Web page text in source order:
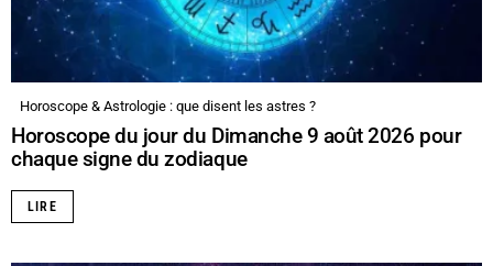
Horoscope & Astrologie : que disent les astres ?
Horoscope du jour du Dimanche 9 août 2026 pour
chaque signe du zodiaque
LIRE